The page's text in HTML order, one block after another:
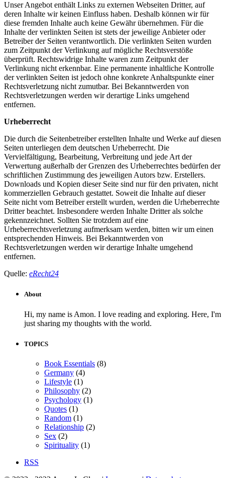
Unser Angebot enthält Links zu externen Webseiten Dritter, auf
deren Inhalte wir keinen Einfluss haben. Deshalb können wir für
diese fremden Inhalte auch keine Gewähr übernehmen. Für die
Inhalte der verlinkten Seiten ist stets der jeweilige Anbieter oder
Betreiber der Seiten verantwortlich. Die verlinkten Seiten wurden
zum Zeitpunkt der Verlinkung auf mögliche Rechtsverstöße
überprüft. Rechtswidrige Inhalte waren zum Zeitpunkt der
Verlinkung nicht erkennbar. Eine permanente inhaltliche Kontrolle
der verlinkten Seiten ist jedoch ohne konkrete Anhaltspunkte einer
Rechtsverletzung nicht zumutbar. Bei Bekanntwerden von
Rechtsverletzungen werden wir derartige Links umgehend
entfernen.
Urheberrecht
Die durch die Seitenbetreiber erstellten Inhalte und Werke auf diesen
Seiten unterliegen dem deutschen Urheberrecht. Die
Vervielfältigung, Bearbeitung, Verbreitung und jede Art der
Verwertung außerhalb der Grenzen des Urheberrechtes bedürfen der
schriftlichen Zustimmung des jeweiligen Autors bzw. Erstellers.
Downloads und Kopien dieser Seite sind nur für den privaten, nicht
kommerziellen Gebrauch gestattet. Soweit die Inhalte auf dieser
Seite nicht vom Betreiber erstellt wurden, werden die Urheberrechte
Dritter beachtet. Insbesondere werden Inhalte Dritter als solche
gekennzeichnet. Sollten Sie trotzdem auf eine
Urheberrechtsverletzung aufmerksam werden, bitten wir um einen
entsprechenden Hinweis. Bei Bekanntwerden von
Rechtsverletzungen werden wir derartige Inhalte umgehend
entfernen.
Quelle: eRecht24
About
Hi, my name is Amon. I love reading and exploring. Here, I'm
just sharing my thoughts with the world.
TOPICS
Book Essentials (8)
Germany (4)
Lifestyle (1)
Philosophy (2)
Psychology (1)
Quotes (1)
Random (1)
Relationship (2)
Sex (2)
Spirituality (1)
RSS